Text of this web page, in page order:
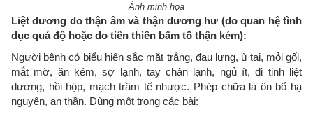
Ảnh minh họa
Liệt dương do thận âm và thận dương hư (do quan hệ tình
dục quá độ hoặc do tiên thiên bẩm tố thận kém):
Người bệnh có biểu hiện sắc mặt trắng, đau lưng, ù tai, mỏi gối,
mắt mờ, ăn kém, sợ lạnh, tay chân lạnh, ngủ ít, di tinh liệt
dương, hồi hộp, mạch trầm tế nhược. Phép chữa là ôn bổ hạ
nguyên, an thần. Dùng một trong các bài: